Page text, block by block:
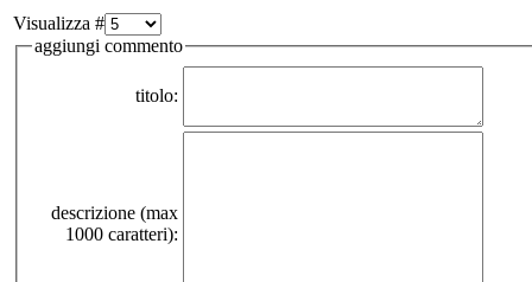
Visualizza #
aggiungi commento
titolo:
descrizione (max
1000 caratteri):